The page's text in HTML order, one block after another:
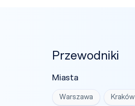
Przewodniki
Miasta
Warszawa Kraków